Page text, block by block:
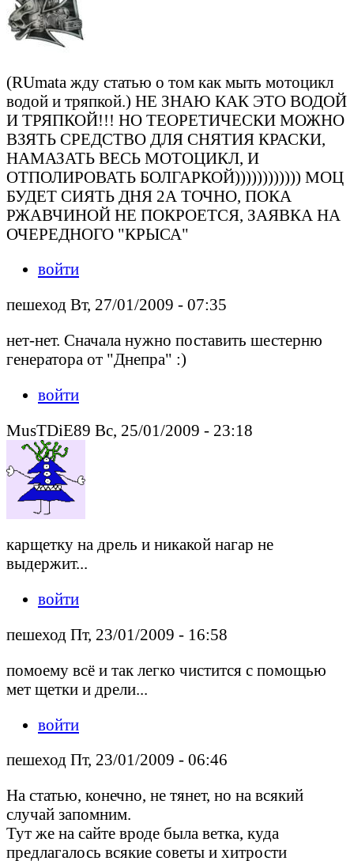
(RUmata жду статью о том как мыть мотоцикл
водой и тряпкой.) НЕ ЗНАЮ КАК ЭТО ВОДОЙ
И ТРЯПКОЙ!!! НО ТЕОРЕТИЧЕСКИ МОЖНО
ВЗЯТЬ СРЕДСТВО ДЛЯ СНЯТИЯ КРАСКИ,
НАМАЗАТЬ ВЕСЬ МОТОЦИКЛ, И
ОТПОЛИРОВАТЬ БОЛГАРКОЙ)))))))))))) МОЦ
БУДЕТ СИЯТЬ ДНЯ 2А ТОЧНО, ПОКА
РЖАВЧИНОЙ НЕ ПОКРОЕТСЯ, ЗАЯВКА НА
ОЧЕРЕДНОГО "КРЫСА"
войти
пешеход Вт, 27/01/2009 - 07:35
нет-нет. Сначала нужно поставить шестерню
генератора от "Днепра" :)
войти
MusTDiE89 Вс, 25/01/2009 - 23:18
карщетку на дрель и никакой нагар не
выдержит...
войти
пешеход Пт, 23/01/2009 - 16:58
помоему всё и так легко чистится с помощью
мет щетки и дрели...
войти
пешеход Пт, 23/01/2009 - 06:46
На статью, конечно, не тянет, но на всякий
случай запомним.
Тут же на сайте вроде была ветка, куда
предлагалось всякие советы и хитрости